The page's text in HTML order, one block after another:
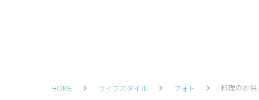
HOME ライフスタイル フォト 料理のお供